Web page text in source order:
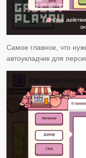
Самое главное, что
автоукладчик для